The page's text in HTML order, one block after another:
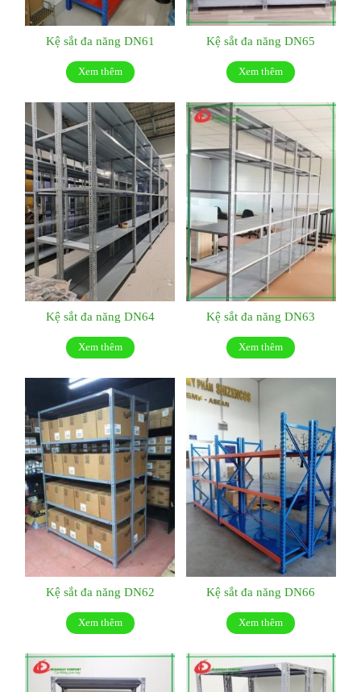
Kệ sắt đa năng DN61
Xem thêm
Kệ sắt đa năng DN65
Xem thêm
Kệ sắt đa năng DN64
Xem thêm
Kệ sắt đa năng DN63
Xem thêm
Kệ sắt đa năng DN62
Xem thêm
Kệ sắt đa năng DN66
Xem thêm